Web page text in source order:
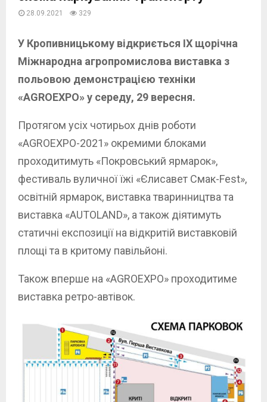
28.09.2021 329
У Кропивницькому відкриється ІХ щорічна
Міжнародна агропромислова виставка з
польовою демонстрацією техніки
«АGROEXPO» у середу, 29 вересня.
Протягом усіх чотирьох днів роботи
«AGROEXPO-2021» окремими блоками
проходитимуть «Покровський ярмарок»,
фестиваль вуличної їжі «Єлисавет Смак-Fest»,
освітній ярмарок, виставка тваринництва та
виставка «AUTOLAND», а також діятимуть
статичні експозиції на відкритій виставковій
площі та в критому павільйоні.
Також вперше на «AGROEXPO» проходитиме
виставка ретро-автівок.